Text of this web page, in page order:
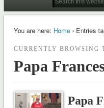
You are here: Home› Entries
CURRENTLY BROWSING
Papa
Papa